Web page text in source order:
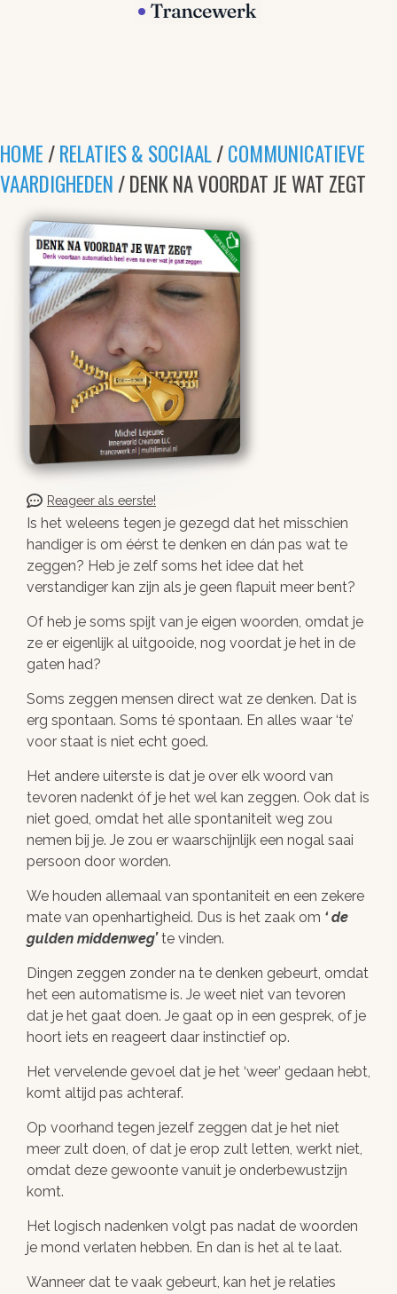
HOME/RELATIES & SOCIAAL/COMMUNICATIEVE
VAARDIGHEDEN/ DENK NA VOORDAT JE WAT ZEGT
Reageer als eerste!
Is het weleens tegen je gezegd dat het misschien
handiger is om éérst te denken en dán pas wat te
zeggen? Heb je zelf soms het idee dat het
verstandiger kan zijn als je geen flapuit meer bent?
Of heb je soms spijt van je eigen woorden, omdat je
ze er eigenlijk al uitgooide, nog voordat je het in de
gaten had?
Soms zeggen mensen direct wat ze denken. Dat is
erg spontaan. Soms té spontaan. En alles waar ‘te’
voor staat is niet echt goed.
Het andere uiterste is dat je over elk woord van
tevoren nadenkt óf je het wel kan zeggen. Ook dat is
niet goed, omdat het alle spontaniteit weg zou
nemen bij je. Je zou er waarschijnlijk een nogal saai
persoon door worden.
We houden allemaal van spontaniteit en een zekere
mate van openhartigheid. Dus is het zaak om ‘ de
gulden middenweg’te vinden.
Dingen zeggen zonder na te denken gebeurt, omdat
het een automatisme is. Je weet niet van tevoren
dat je het gaat doen. Je gaat op in een gesprek, of je
hoort iets en reageert daar instinctief op.
Het vervelende gevoel dat je het ‘weer’ gedaan hebt,
komt altijd pas achteraf.
Op voorhand tegen jezelf zeggen dat je het niet
meer zult doen, of dat je erop zult letten, werkt niet,
omdat deze gewoonte vanuit je onderbewustzijn
komt.
Het logisch nadenken volgt pas nadat de woorden
je mond verlaten hebben. En dan is het al te laat.
Wanneer dat te vaak gebeurt, kan het je relaties